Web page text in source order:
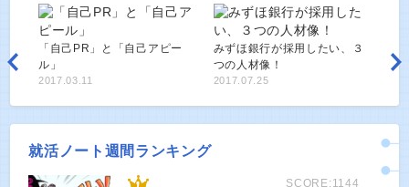
「自己PR」と「自己アピー
ル」
2017.03.11
みずほ銀行が採用したい、３
つの人材像！
2017.07.25
就活ノート週間ランキング
SCORE:1144